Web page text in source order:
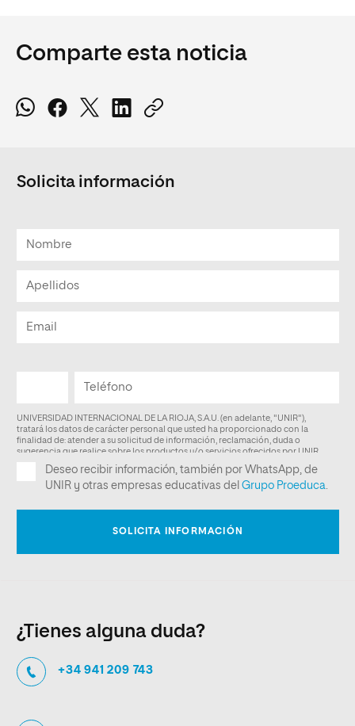
Comparte esta noticia
Solicita información
¿Tienes alguna duda?
+34 941 209 743